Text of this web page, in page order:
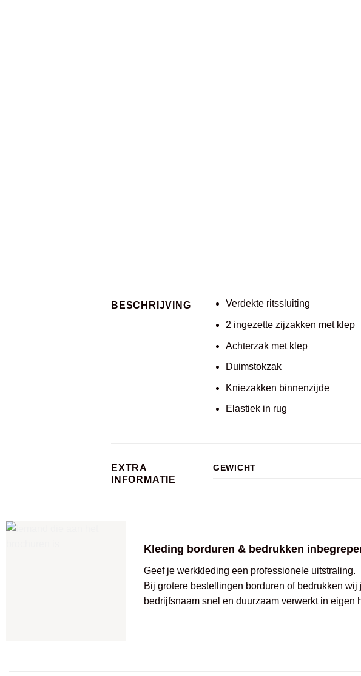
BESCHRIJVING Verdekte ritssluiting
2 ingezette zijzakken met klep
Achterzak met klep
Duimstokzak
Kniezakken binnenzijde
Elastiek in rug
EXTRA
INFORMATIE
GEWICHT
Kleding borduren & bedrukken
Geef je werkkleding een professionele uitstraling.
Bij grotere bestellingen borduren of bedrukken wij
bedrijfsnaam snel en duurzaam verwerkt in eigen